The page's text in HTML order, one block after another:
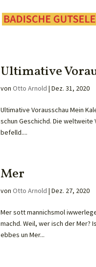
Ultimative
vonOtto Arnold |Dez. 31, 2020
Ultimative Vorausschau Mein
schun Geschichd. Die
befelld....
Mer
vonOtto Arnold |Dez. 27, 2020
Mer sott mannichsmol
machd. Weil, wer isch der
ebbes un Mer...